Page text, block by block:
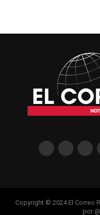
Copyright © 2024 El Correo
por